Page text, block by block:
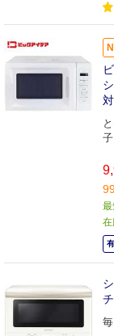
子
最
在